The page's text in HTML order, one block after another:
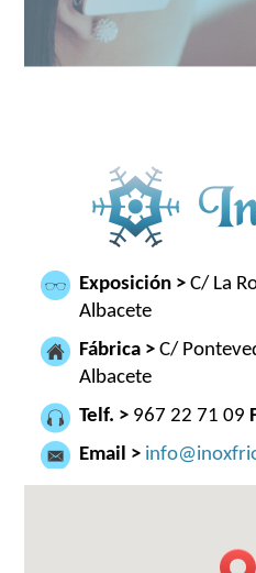
Exposición > C/ La
Albacete
Fábrica > C/
Albacete
Telf. > 967 22 71 09
Email >